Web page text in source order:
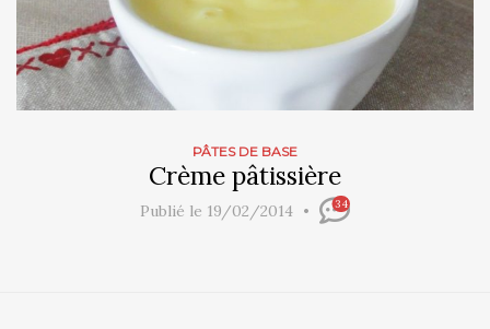
PÂTES DE BASE
Crème pâtissière
Publié le 19/02/2014 34